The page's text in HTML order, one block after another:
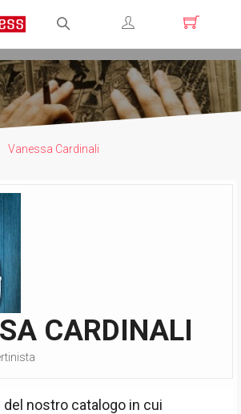
Registrati
Login
Vanessa Cardinali
CARDINALI
nostro catalogo in cui